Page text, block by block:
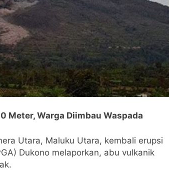
Meter, Warga Diimbau Waspada
Utara, Maluku Utara, kembali erupsi
Dukono melaporkan, abu vulkanik